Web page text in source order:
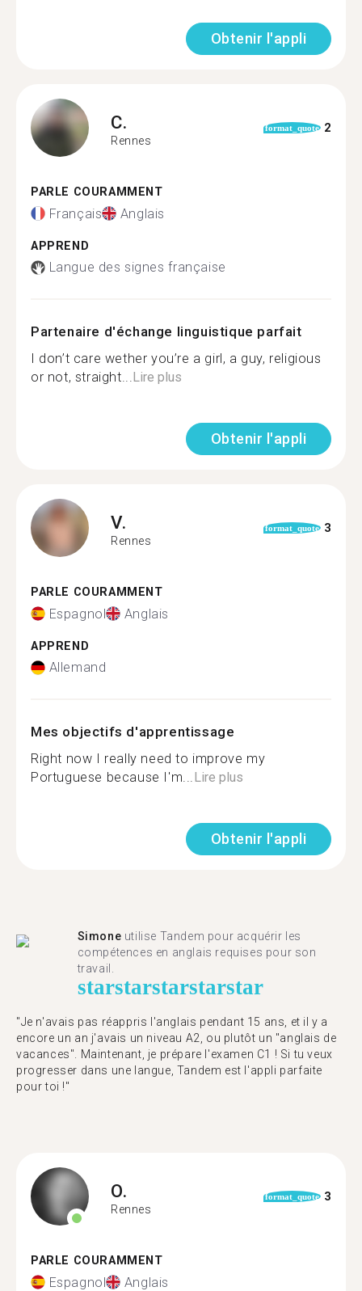
Obtenir l'appli
C.
Rennes
format_quote 2
PARLE COURAMMENT
Français Anglais
APPREND
Langue des signes française
Partenaire d'échange linguistique parfait
I don’t care wether you’re a girl, a guy, religious
or not, straight...Lire plus
Obtenir l'appli
V.
Rennes
format_quote 3
PARLE COURAMMENT
Espagnol Anglais
APPREND
Allemand
Mes objectifs d'apprentissage
Right now I really need to improve my
Portuguese because I'm...Lire plus
Obtenir l'appli
Simone utilise Tandem pour acquérir les
compétences en anglais requises pour son
travail.
starstarstarstarstar
"Je n'avais pas réappris l'anglais pendant 15 ans, et il y a
encore un an j'avais un niveau A2, ou plutôt un "anglais de
vacances". Maintenant, je prépare l'examen C1 ! Si tu veux
progresser dans une langue, Tandem est l'appli parfaite
pour toi !"
O.
Rennes
format_quote 3
PARLE COURAMMENT
Espagnol Anglais